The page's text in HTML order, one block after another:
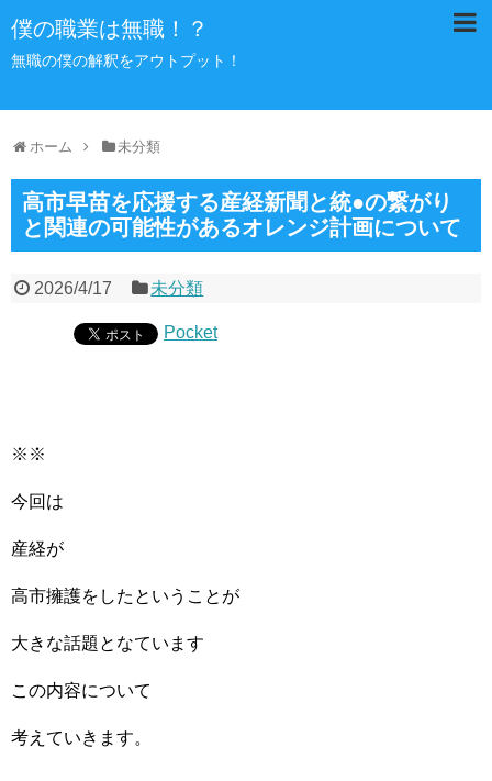
僕の職業は無職！？
無職の僕の解釈をアウトプット！
ホーム 未分類
高市早苗を応援する産経新聞と統●の繋がり
と関連の可能性があるオレンジ計画について
2026/4/17 未分類
Pocket
※※
今回は
産経が
高市擁護をしたということが
大きな話題となています
この内容について
考えていきます。